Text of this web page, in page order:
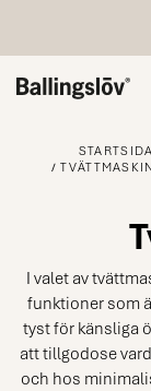
STARTSIDA
I valet av
funktioner som
tyst för känsliga
att tillgodose
och hos